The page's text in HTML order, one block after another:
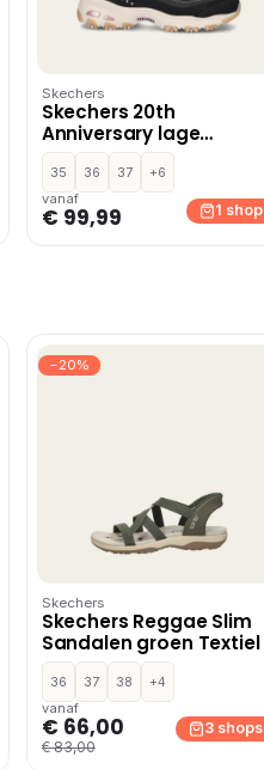
Skechers
Skechers 20th
Anniversary lage
sneakers – Zwart
35 36 37
+6
vanaf
€ 99,99 1 shop
−20%
Skechers
Skechers Reggae Slim
Sandalen groen Textiel
36 37 38
+4
vanaf
€ 66,00
€ 83,00
3 shops